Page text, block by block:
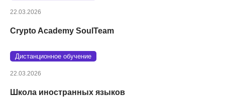
22.03.2026
Crypto Academy SoulTeam
Дистанционное обучение
22.03.2026
Школа иностранных языков